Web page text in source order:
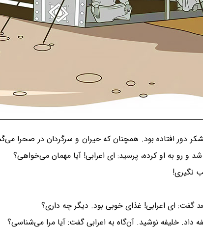
دور افتاده بود. همچنان که حیران و سرگردان در صحرا
و رو به او کرده، پرسید: ای اعرابی! آیا مهمان می‌خواهی؟
نگیری!
گفت: ای اعرابی! غذای خوبی بود. دیگر چه داری؟
خلیفه نوشید. آن‌گاه به اعرابی گفت: آیا مرا می‌شناسی؟